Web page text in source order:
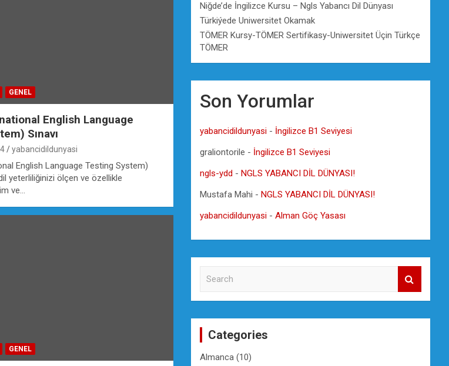
GENEL
English Language
Sınavı
yabancidildunyasi
English Language Testing System)
yeterliliğinizi ölçen ve özellikle
ve…
GENEL
Niğde’de İngilizce Kursu – Ngls Yabancı Dil Dünyası
Türkiýede Uniwersitet Okamak
TÖMER Kursy-TÖMER Sertifikasy-Uniwersitet Üçin Türkçe
TÖMER
Son Yorumlar
yabancidildunyasi - İngilizce B1 Seviyesi
graliontorile - İngilizce B1 Seviyesi
ngls-ydd -NGLS YABANCI DİL DÜNYASI!
Mustafa Mahi -NGLS YABANCI DİL DÜNYASI!
yabancidildunyasi -Alman Göç Yasası
c
Categories
Almanca (10)